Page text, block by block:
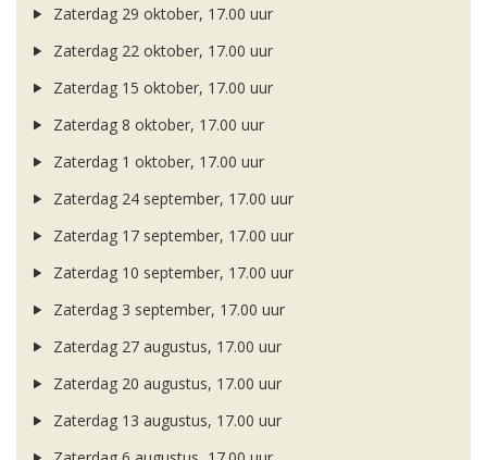
Zaterdag 29 oktober, 17.00 uur
Zaterdag 22 oktober, 17.00 uur
Zaterdag 15 oktober, 17.00 uur
Zaterdag 8 oktober, 17.00 uur
Zaterdag 1 oktober, 17.00 uur
Zaterdag 24 september, 17.00 uur
Zaterdag 17 september, 17.00 uur
Zaterdag 10 september, 17.00 uur
Zaterdag 3 september, 17.00 uur
Zaterdag 27 augustus, 17.00 uur
Zaterdag 20 augustus, 17.00 uur
Zaterdag 13 augustus, 17.00 uur